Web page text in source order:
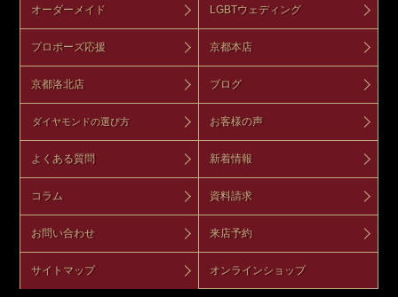
オーダーメイド LGBTウェディング
プロポーズ応援 京都本店
京都洛北店 ブログ
ダイヤモンドの選び方 お客様の声
よくある質問 新着情報
コラム 資料請求
お問い合わせ 来店予約
サイトマップ オンラインショップ